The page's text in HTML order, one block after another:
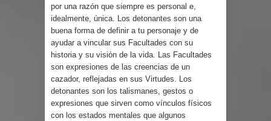
por una razón que siempre es personal e,
idealmente, única. Los detonantes son una
buena forma de definir a tu personaje y de
ayudar a vincular sus Facultades con su
historia y su visión de la vida. Las Facultades
son expresiones de las creencias de un
cazador, reflejadas en sus Virtudes. Los
detonantes son los talismanes, gestos o
expresiones que sirven como vínculos físicos
con los estados mentales que algunos